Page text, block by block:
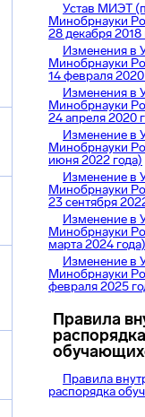
Устав МИЭТ
Минобрнауки
28 декабря 2018
Изменения в
Минобрнауки
14 февраля
Изменения в
Минобрнауки
24 апреля 2020
Изменение в
Минобрнауки
июня 2022 года)
Изменение в
Минобрнауки
23 сентября
Изменение в
Минобрнауки
марта 2024 года)
Изменение в
Минобрнауки
февраля 2025
Правила
распорядка
Правила
распорядка